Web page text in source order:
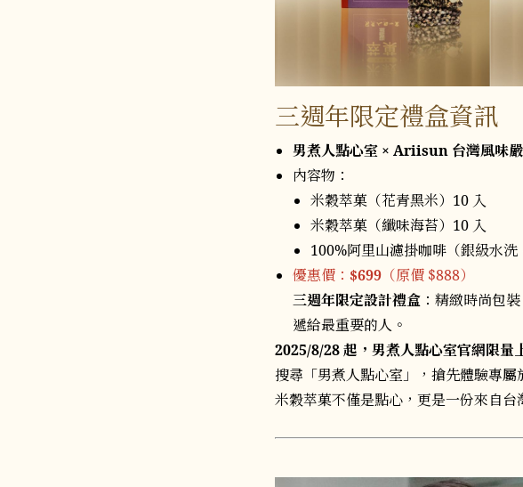
三週年限定禮盒資訊
男煮人點心室 × Ariisun 台灣風味
內容物：
米穀萃菓（花青黑米）10 入
米穀萃菓（纖味海苔）10 入
100%阿里山濾掛咖啡（銀級水洗
優惠價：$699 （原價 $888）
三週年限定設計禮盒 ：精緻時尚包
遞給最重要的人。
2025/8/28 起，男煮人點心室官網限量
搜尋「男煮人點心室」，搶先體驗專屬
米穀萃菓不僅是點心，更是一份來自